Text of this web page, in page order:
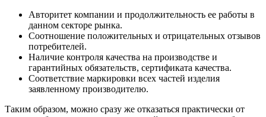
Авторитет компании и продолжительность ее работы в
данном секторе рынка.
Соотношение положительных и отрицательных отзывов
потребителей.
Наличие контроля качества на производстве и
гарантийных обязательств, сертификата качества.
Соответствие маркировки всех частей изделия
заявленному производителю.
Таким образом, можно сразу же отказаться практически от